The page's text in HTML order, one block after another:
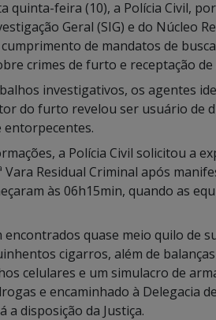
quinta-feira (10), a Polícia Civil,
Geral (SIG) e do Núcleo
de mandatos de
crimes de furto e receptação
investigativos, os agentes
do furto revelou ser usuário de
entorpecentes.
a Polícia Civil solicitou a
Vara Residual Criminal após
às 06h15min, quando as
encontrados quase meio quilo de
cigarros, além de
celulares e um simulacro de
e encaminhado à Delegacia
a disposição da Justiça.